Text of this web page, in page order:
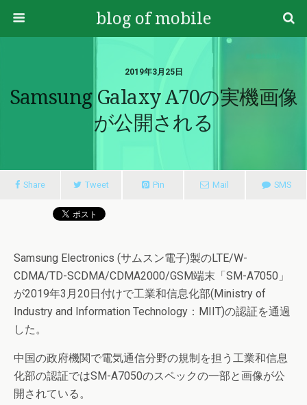
blog of mobile
2019年3月25日
Samsung Galaxy A70の実機画像
が公開される
Share Tweet Pin Mail SMS
Samsung Electronics (サムスン電子)製のLTE/W-
CDMA/TD-SCDMA/CDMA2000/GSM端末「SM-A7050」
が2019年3月20日付けで工業和信息化部(Ministry of
Industry and Information Technology：MIIT)の認証を通過
した。
中国の政府機関で電気通信分野の規制を担う工業和信息
化部の認証ではSM-A7050のスペックの一部と画像が公
開されている。